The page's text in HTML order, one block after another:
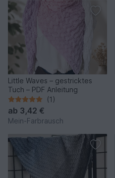
Little Waves – gestricktes
Tuch – PDF Anleitung
(1)
ab 3,42 €
Mein-Farbrausch